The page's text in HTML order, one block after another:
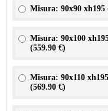
Misura: 90x90 xh195
Misura: 90x100
(559.90 €)
Misura: 90x110
(569.90 €)